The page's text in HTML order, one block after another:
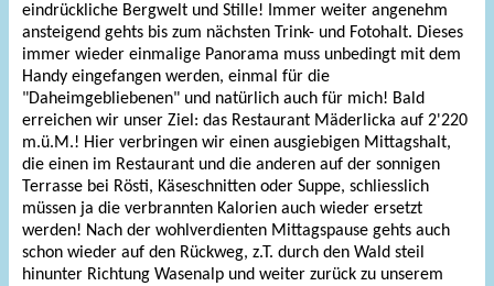
eindrückliche Bergwelt und Stille! Immer weiter angenehm
ansteigend gehts bis zum nächsten Trink- und Fotohalt. Dieses
immer wieder einmalige Panorama muss unbedingt mit dem
Handy eingefangen werden, einmal für die
"Daheimgebliebenen" und natürlich auch für mich! Bald
erreichen wir unser Ziel: das Restaurant Mäderlicka auf 2'220
m.ü.M.! Hier verbringen wir einen ausgiebigen Mittagshalt,
die einen im Restaurant und die anderen auf der sonnigen
Terrasse bei Rösti, Käseschnitten oder Suppe, schliesslich
müssen ja die verbrannten Kalorien auch wieder ersetzt
werden! Nach der wohlverdienten Mittagspause gehts auch
schon wieder auf den Rückweg, z.T. durch den Wald steil
hinunter Richtung Wasenalp und weiter zurück zu unserem